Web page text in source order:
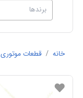
خانه / قطعات موتوری